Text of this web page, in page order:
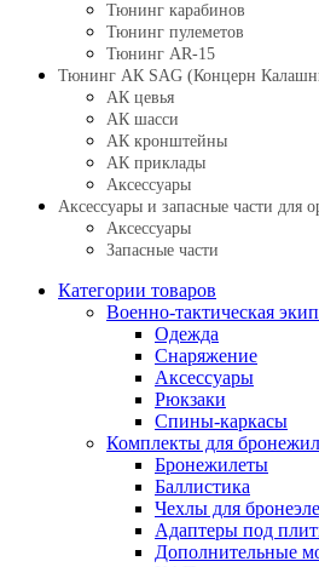
Тюнинг карабинов
Тюнинг пулеметов
Тюнинг AR-15
Тюнинг АК SAG (Концерн
АК цевья
АК шасси
АК кронштейны
АК приклады
Аксессуары
Аксессуары и запасные части для
Аксессуары
Запасные части
Категории товаров
Военно-тактическая
Одежда
Снаряжение
Аксессуары
Рюкзаки
Спины-каркасы
Комплекты для
Бронежилеты
Баллистика
Чехлы для
Адаптеры под
Дополнительные